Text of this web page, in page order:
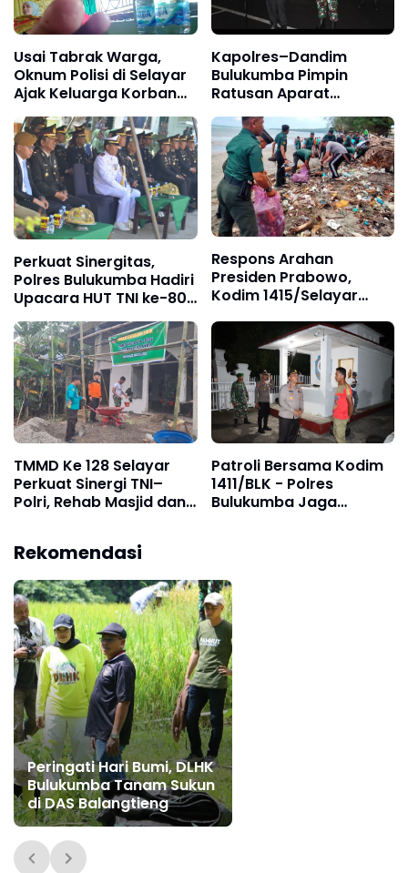
Usai Tabrak Warga,
Oknum Polisi di Selayar
Ajak Keluarga Korban
Berkelahi dan Baku
Tikam
Kapolres–Dandim
Bulukumba Pimpin
Ratusan Aparat
Gabungan Pengamanan
Malam Takbiran
Perkuat Sinergitas,
Polres Bulukumba Hadiri
Upacara HUT TNI ke-80
di Makodim 1411/BLK
Respons Arahan
Presiden Prabowo,
Kodim 1415/Selayar
Pelajar Bersihkan Pantai
Benteng Utara
TMMD Ke 128 Selayar
Perkuat Sinergi TNI–
Polri, Rehab Masjid dan
Patroli Bersama Kodim
1411/BLK - Polres
Bulukumba Jaga
Rekomendasi
Peringati Hari Bumi, DLHK
Bulukumba Tanam Sukun
di DAS Balangtieng